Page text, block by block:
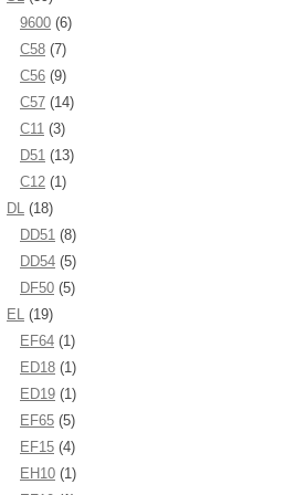
9600 (6)
C58 (7)
C56 (9)
C57 (14)
C11 (3)
D51 (13)
C12 (1)
DL (18)
DD51 (8)
DD54 (5)
DF50 (5)
EL (19)
EF64 (1)
ED18 (1)
ED19 (1)
EF65 (5)
EF15 (4)
EH10 (1)